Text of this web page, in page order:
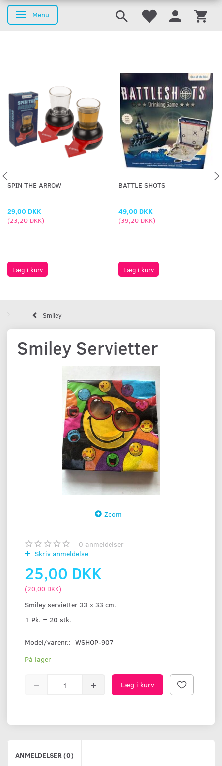
Skifte navigation
Menu
SPIN THE ARROW
29,00 DKK
(23,20 DKK)
Læg i kurv
BATTLE SHOTS
49,00 DKK
(39,20 DKK)
Læg i kurv
Smiley
Smiley Servietter
Zoom
0 anmeldelser
Skriv anmeldelse
25,00 DKK
(20,00 DKK)
Smiley servietter 33 x 33 cm.
1 Pk. = 20 stk.
Model/varenr.: WSHOP-907
På lager
Læg i kurv
ANMELDELSER (0)